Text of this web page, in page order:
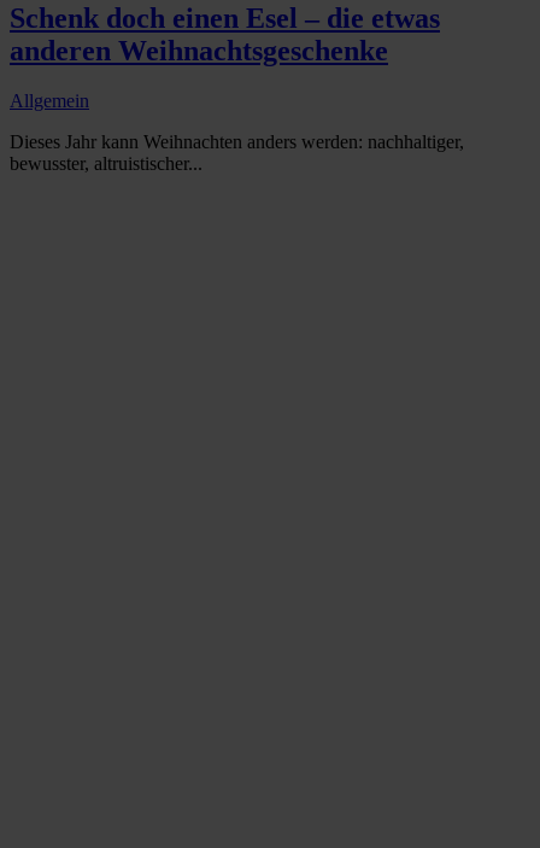
Schenk doch einen Esel – die etwas
anderen Weihnachtsgeschenke
Allgemein
Dieses Jahr kann Weihnachten anders werden: nachhaltiger,
bewusster, altruistischer...